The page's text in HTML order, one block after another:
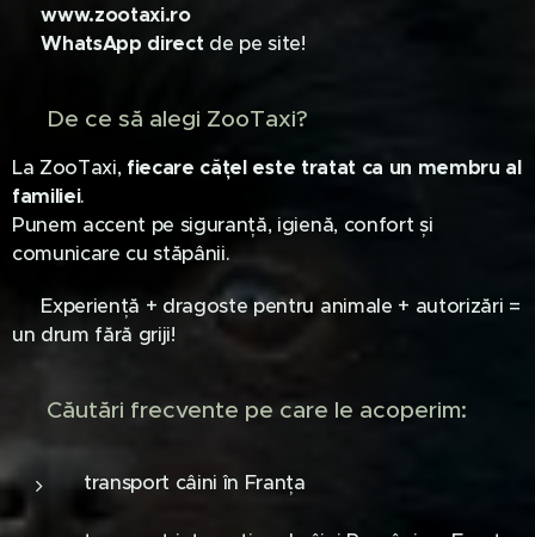
🌐www.zootaxi.ro
📱WhatsApp directde pe site!
❤️ De ce să alegi ZooTaxi?
La ZooTaxi, fiecare cățel este tratat ca un membru al
familiei. 🐕
Punem accent pe siguranță, igienă, confort și
comunicare cu stăpânii.
🔒 Experiență + dragoste pentru animale + autorizări =
un drum fără griji!
🔎 Căutări frecvente pe care le acoperim:
transport câini în Franța